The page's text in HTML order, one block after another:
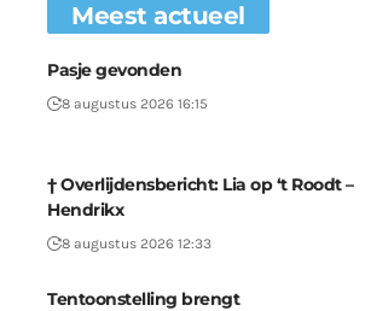
Meest actueel
Pasje gevonden
8 augustus 2026 16:15
† Overlijdensbericht: Lia op ‘t Roodt –
Hendrikx
8 augustus 2026 12:33
Tentoonstelling brengt